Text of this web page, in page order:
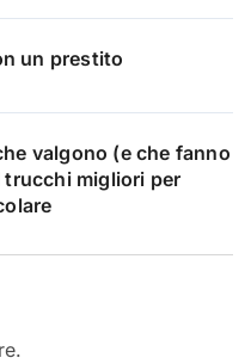
un prestito
valgono (e che fanno
migliori per